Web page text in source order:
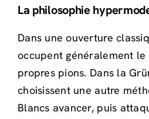
La philosophie
Dans une ouverture
occupent généralement
propres pions. Dans la
choisissent une autre
Blancs avancer, puis